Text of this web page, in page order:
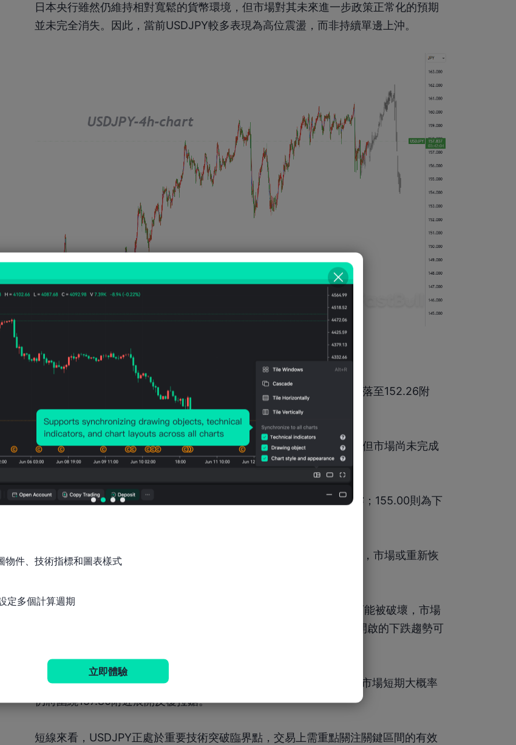
日本央行雖然仍維持相對寬鬆的貨幣環境，但市場對其未來進一步政策正常化的預期
並未完全消失。因此，當前USDJPY較多表現為高位震盪，而非持續單邊上沖。
技術面
從日線結構來看，USDJPY先前自160.72高點展開明顯調整，最低迴落至152.26附
近，隨後進入階段性修復行情。
目前價格重新逼近157.80關鍵阻力區域，說明先前空頭壓力已減弱，但市場尚未完成
真正意義上的趨勢反轉確認。
技術結構上：157.80為目前最核心短線阻力；156.40為短期重要支撐；155.00則為下
若後續價格能夠有效突破157.80，則表示先前調整結構可能已經結束，市場或重新恢
但若價格重新跌破156.40，表示目前反彈力度不足，多頭修復結構可能被破壞，市場
將重新測試155.00支撐。一旦155.00失守，則意味著先前由160.70開啟的下跌趨勢可
從整體節奏來看，目前USDJPY仍處於高位整理後的方向確認階段，市場短期大概率
仍將圍繞157.80附近展開反覆拉鋸。
短線來看，USDJPY正處於重要技術突破臨界點，交易上需重點關注關鍵區間的有效
物件、技術指標和圖表樣式
定多個計算週期
立即體驗